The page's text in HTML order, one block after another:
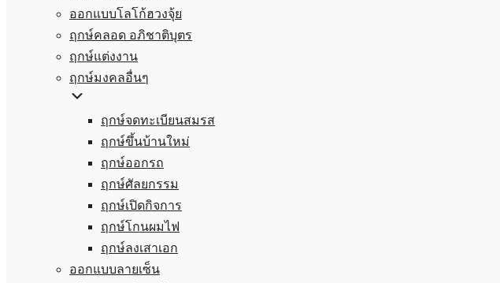
ออกแบบโลโก้ฮวงจุ้ย
ฤกษ์คลอด อภิชาติบุตร
ฤกษ์แต่งงาน
ฤกษ์มงคลอื่นๆ
ฤกษ์จดทะเบียนสมรส
ฤกษ์ขึ้นบ้านใหม่
ฤกษ์ออกรถ
ฤกษ์ศัลยกรรม
ฤกษ์เปิดกิจการ
ฤกษ์โกนผมไฟ
ฤกษ์ลงเสาเอก
ออกแบบลายเซ็น